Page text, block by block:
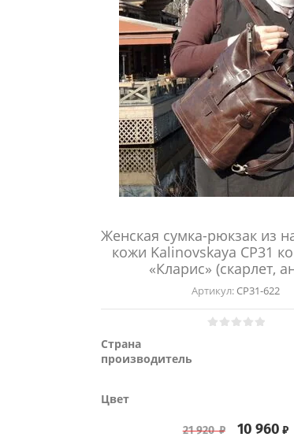
Женская сумка-рюкзак из
кожи Kalinovskaya СР31
«Кларис» (скарлет,
Артикул:СР31-622
Страна
производитель
Цвет
21 920₽ 10 960 ₽